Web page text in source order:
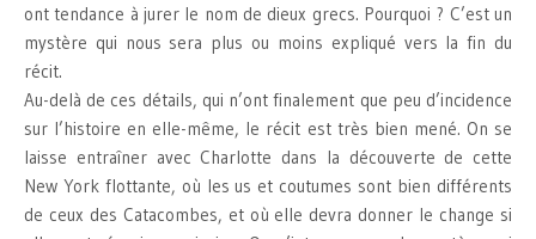
ont tendance à jurer le nom de dieux grecs. Pourquoi ? C’est un
mystère qui nous sera plus ou moins expliqué vers la fin du
récit.
Au-delà de ces détails, qui n’ont finalement que peu d’incidence
sur l’histoire en elle-même, le récit est très bien mené. On se
laisse entraîner avec Charlotte dans la découverte de cette
New York flottante, où les us et coutumes sont bien différents
de ceux des Catacombes, et où elle devra donner le change si